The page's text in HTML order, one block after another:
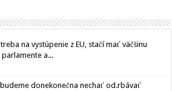
na vystúpenie z EU, stačí mať väčšinu
parlamente a...
budeme donekonečna nechať od.rbávať